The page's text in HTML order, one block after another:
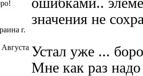
г.
значения не
Устал уже ...
Мне как раз